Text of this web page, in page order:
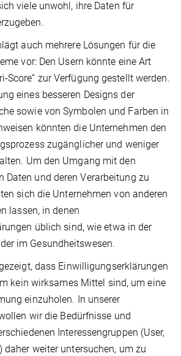
viele unwohl, ihre Daten für
auch mehrere Lösungen für die
vor: Den Usern könnte eine Art
Score“ zur Verfügung gestellt werden.
eines besseren Designs der
sowie von Symbolen und Farben in
könnten die Unternehmen den
zugänglicher und weniger
Um den Umgang mit den
Daten und deren Verarbeitung zu
sich die Unternehmen von anderen
lassen, in denen
üblich sind, wie etwa in der
im Gesundheitswesen.
dass Einwilligungserklärungen
kein wirksames Mittel sind, um eine
einzuholen. In unserer
wir die Bedürfnisse und
Interessengruppen (User,
daher weiter untersuchen, um zu